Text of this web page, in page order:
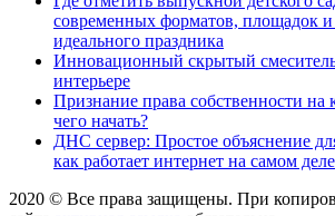
современных форматов, площадок и
идеального праздника
Инновационный скрытый
интерьере
Признание права собственности на
чего начать?
ДНС сервер: Простое объяснение
как работает интернет на самом деле
2020 © Все права защищены. При